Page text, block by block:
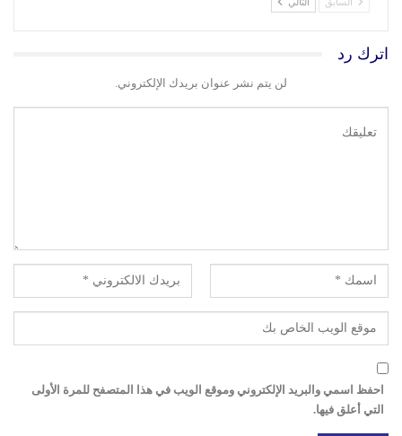
اترك رد
لن يتم نشر عنوان بريدك الإلكتروني.
احفظ اسمي والبريد الإلكتروني وموقع الويب في هذا المتصفح للمرة الأولى
التي أعلق فيها.